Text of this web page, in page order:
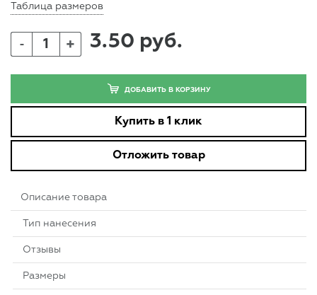
Таблица размеров
- + 3.50 руб.
ДОБАВИТЬ В КОРЗИНУ
Купить в 1 клик
Отложить товар
Описание товара
Тип нанесения
Отзывы
Размеры